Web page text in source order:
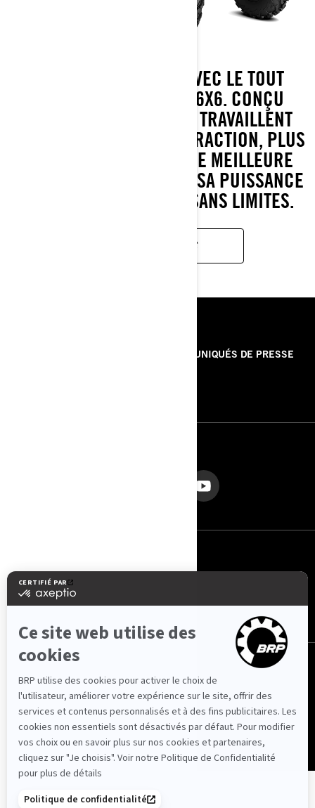
PLUS SIGNIFIE PLUS AVEC LE TOUT
NOUVEAU OUTLANDER 6X6. CONÇU
POUR NOS CLIENTS QUI TRAVAILLENT
DUR, IL OFFRE PLUS DE TRACTION, PLUS
DE CHARGE UTILE ET UNE MEILLEURE
MANIABILITÉ. EXPLOITEZ SA PUISSANCE
POUR DES AVENTURES SANS LIMITES.
EN SAVOIR PLUS
COMMUNIQUÉS DE PRESSE
© BRP 2003-2026
Politique de confidentialité
Accessibilité
Utilisation des cookies
Avis juridique
Carte du site